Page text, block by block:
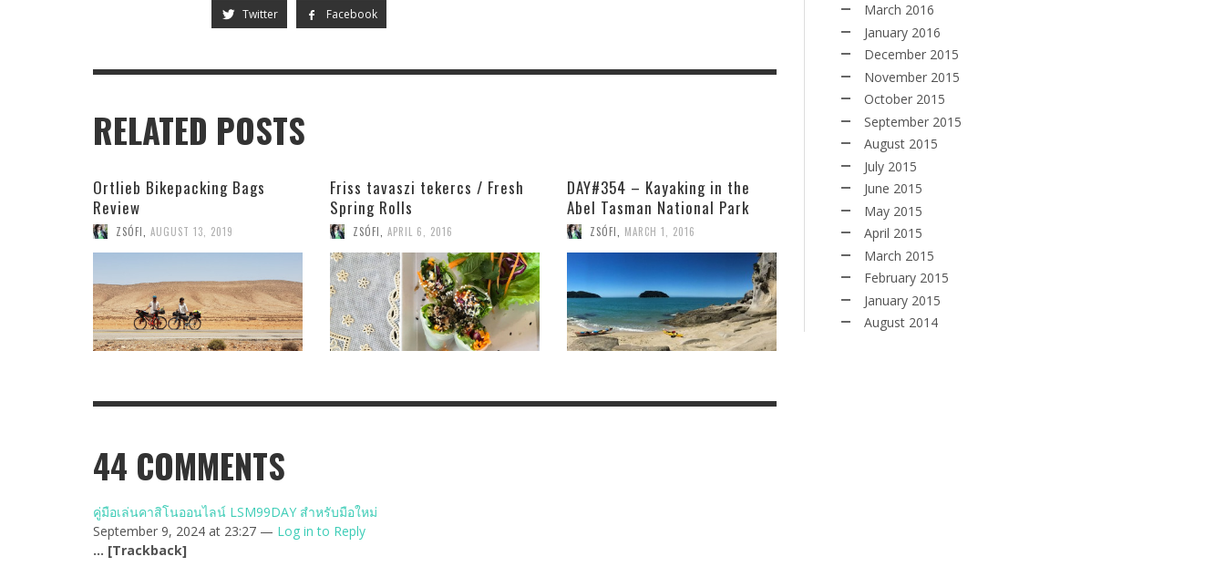
Twitter Facebook
RELATED POSTS
Ortlieb Bikepacking Bags
Review
ZSÓFI AUGUST 13, 2019
Friss tavaszi tekercs / Fresh
Spring Rolls
ZSÓFI APRIL 6, 2016
DAY#354 – Kayaking in the
Abel Tasman National Park
ZSÓFI MARCH 1, 2016
44 COMMENTS
คู่มือเล่นคาสิโนออนไลน์ LSM99DAY สำหรับมือใหม่
September 9, 2024 at 23:27 — Log in to Reply
… [Trackback]
March 2016
January 2016
December 2015
November 2015
October 2015
September 2015
August 2015
July 2015
June 2015
May 2015
April 2015
March 2015
February 2015
January 2015
August 2014